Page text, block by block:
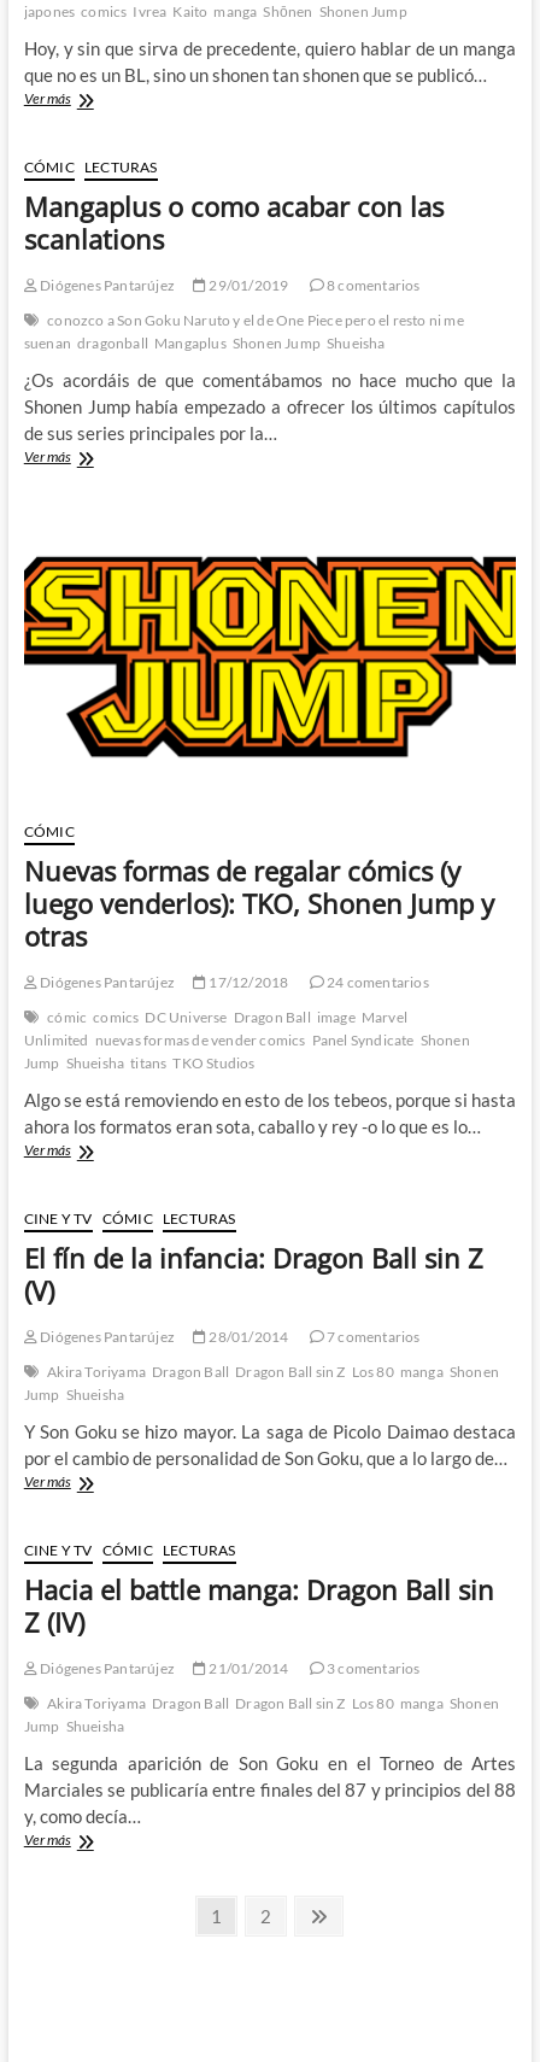
japones comics Ivrea Kaito manga Shōnen Shonen Jump
Hoy, y sin que sirva de precedente, quiero hablar de un manga
que no es un BL, sino un shonen tan shonen que se publicó…
Ver másAo
de
Kaito
–
Perdiendo
el
a
decidir
CÓMIC LECTURAS
Mangaplus o como acabar con las
scanlations
Diógenes Pantarújez 29/01/2019
8 comentarios
conozco a Son Goku Naruto y el de One Piece pero el resto ni me
suenan dragonball Mangaplus Shonen Jump Shueisha
¿Os acordáis de que comentábamos no hace mucho que la
Shonen Jump había empezado a ofrecer los últimos capítulos
de sus series principales por la…
Ver másMangaplus
las
scanlations
CÓMIC
Nuevas formas de regalar cómics (y
luego venderlos): TKO, Shonen Jump y
otras
Diógenes Pantarújez 17/12/2018
24 comentarios
cómic comics DC Universe Dragon Ball image Marvel
Unlimited nuevas formas de vender comics Panel Syndicate Shonen
Jump Shueisha titans TKO Studios
Algo se está removiendo en esto de los tebeos, porque si hasta
ahora los formatos eran sota, caballo y rey -o lo que es lo…
Ver másNuevas
regalar
cómics
(y
Shonen
Jump
y
CINE Y TV CÓMIC LECTURAS
El fín de la infancia: Dragon Ball sin Z
(V)
Diógenes Pantarújez 28/01/2014
7 comentarios
Akira Toriyama Dragon Ball Dragon Ball sin Z Los 80 manga Shonen
Jump Shueisha
Y Son Goku se hizo mayor. La saga de Picolo Daimao destaca
por el cambio de personalidad de Son Goku, que a lo largo de…
Ver másEl
la
infancia:
Dragon
Ball
sin
(V)
CINE Y TV CÓMIC LECTURAS
Hacia el battle manga: Dragon Ball sin
Z (IV)
Diógenes Pantarújez 21/01/2014
3 comentarios
Akira Toriyama Dragon Ball Dragon Ball sin Z Los 80 manga Shonen
Jump Shueisha
La segunda aparición de Son Goku en el Torneo de Artes
Marciales se publicaría entre finales del 87 y principios del 88
y, como decía…
Ver másHacia
Página
1 Página
2